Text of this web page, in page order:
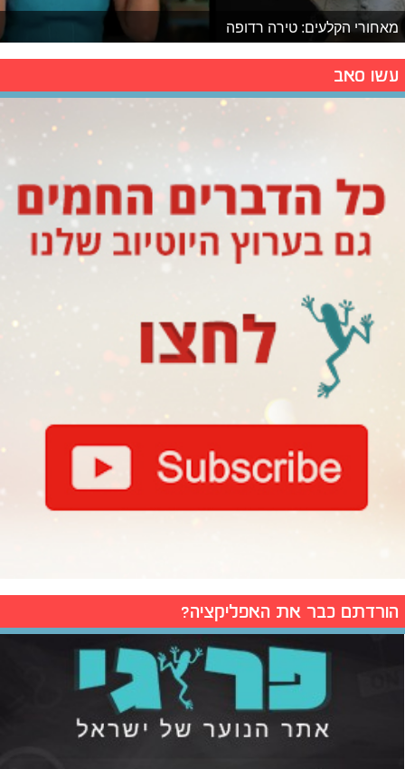
מאחורי הקלעים: טירה רדופה
עשו סאב
הורדתם כבר את האפליקציה?